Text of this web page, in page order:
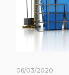
06/03/2020